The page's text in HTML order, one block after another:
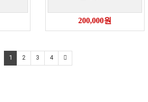
200,000원
1 2 3 4